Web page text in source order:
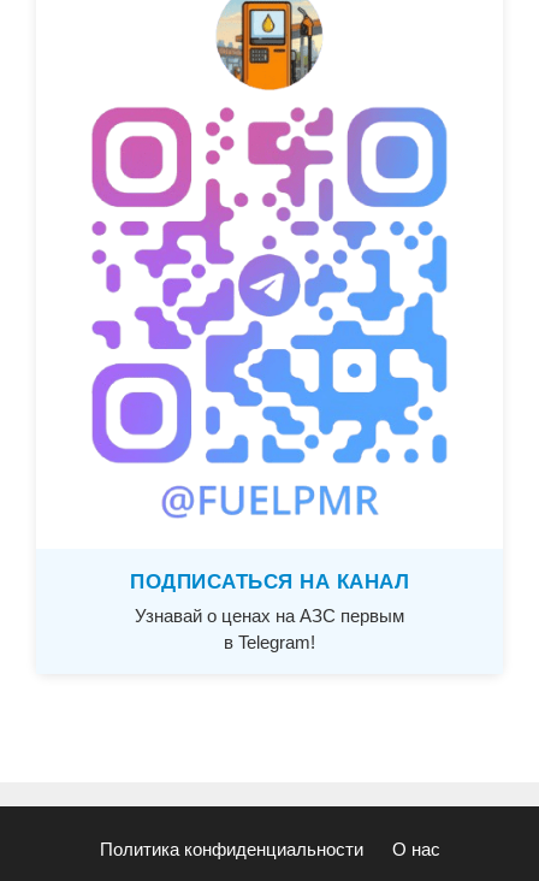
ПОДПИСАТЬСЯ НА КАНАЛ
Узнавай о ценах на АЗС первым
в Telegram!
Политика конфиденциальности О нас